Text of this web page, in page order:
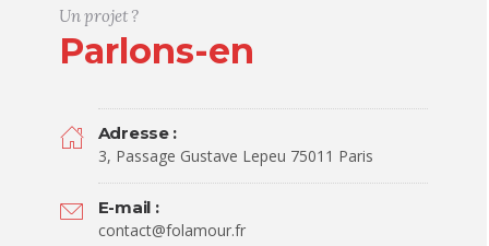
Un projet ?
Parlons-en
Adresse :
3, Passage Gustave Lepeu 75011 Paris
E-mail :
contact@folamour.fr